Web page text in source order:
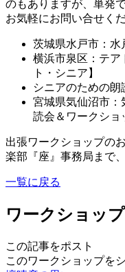
のもありますが、単発
お気軽にお問い合せくだ
茨城県水戸市：水
横浜市泉区：テア
ト・シニア】
シニアのための
宮城県気仙沼市：
読会＆ワークショ
出張ワークショップの
楽部『座』事務局まで
一覧に戻る
ワークショッ
この記事をポスト
このワークショップを